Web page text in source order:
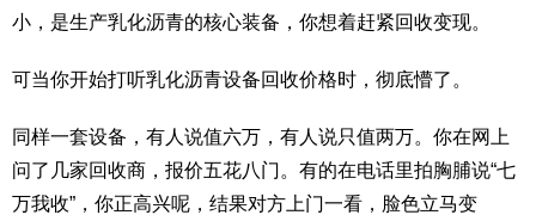
小，是生产乳化沥青的核心装备，你想着赶紧回收变现。
可当你开始打听乳化沥青设备回收价格时，彻底懵了。
同样一套设备，有人说值六万，有人说只值两万。你在网上
问了几家回收商，报价五花八门。有的在电话里拍胸脯说“七
万我收”，你正高兴呢，结果对方上门一看，脸色立马变